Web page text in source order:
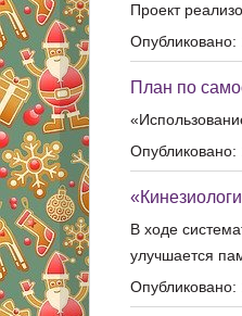
Проект
План по
В ходе
улучшается